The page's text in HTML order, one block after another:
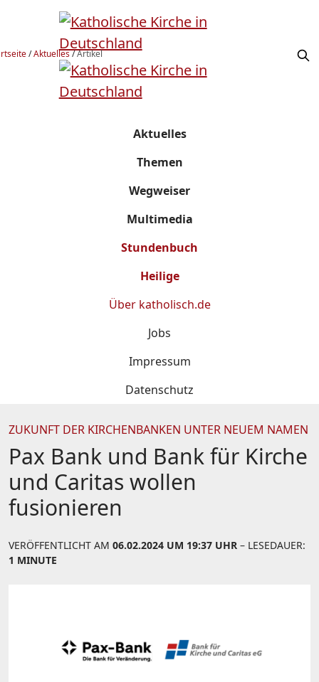
/Aktuelles/Artikel
Aktuelles
Themen
Wegweiser
Multimedia
Stundenbuch
Heilige
Über katholisch.de
Jobs
Impressum
Datenschutz
ZUKUNFT DER KIRCHENBANKEN UNTER NEUEM NAMEN
Pax Bank und Bank für Kirche
und Caritas wollen
fusionieren
VERÖFFENTLICHT AM 06.02.2024 UM 19:37 UHR – LESEDAUER:
1 MINUTE